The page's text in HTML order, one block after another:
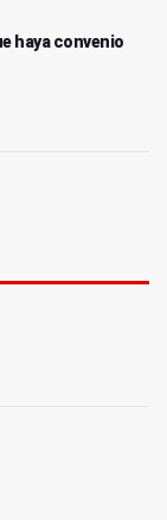
haya convenio